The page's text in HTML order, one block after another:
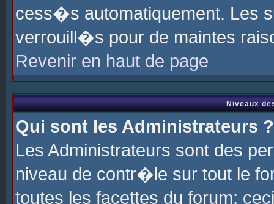
cess�s automatiquement. Les
verrouill�s pour de maintes
Revenir en haut de page
Niveaux
Qui sont les Administrateurs ?
Les Administrateurs sont des
niveau de contr�le sur tout le
toutes les facettes du forum;